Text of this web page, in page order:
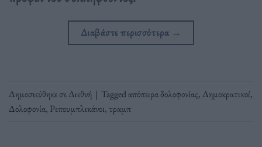
Διαβάστε περισσότερα →
Δημοσιεύθηκε σεΔιεθνή | Taggedαπόπειρα δολοφονίας, Δημοκρατικοί,
Δολοφονία, Ρεπουμπλικάνοι,τραμπ